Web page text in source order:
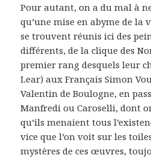
Pour autant, on a du mal à
qu’une mise en abyme de la
se trouvent réunis ici des
différents, de la clique des
premier rang desquels leur
Lear) aux Français Simon
Valentin de Boulogne, en
Manfredi ou Caroselli, dont
qu’ils menaient tous
vice que l’on voit sur les
mystères de ces œuvres,